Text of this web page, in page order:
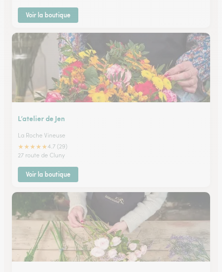
Voir la boutique
L’atelier de Jen
La Roche Vineuse
★★★★★4.7 (29)
27 route de Cluny
Voir la boutique